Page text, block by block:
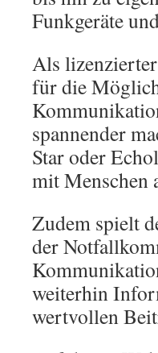
Funkgeräte
Als
für die
spannender
Star oder
mit Menschen
Zudem spielt
der
weiterhin
wertvollen